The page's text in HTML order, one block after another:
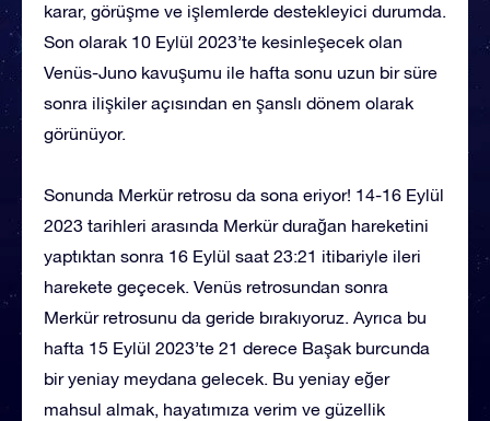
karar, görüşme ve işlemlerde destekleyici durumda.
Son olarak 10 Eylül 2023’te kesinleşecek olan
Venüs-Juno kavuşumu ile hafta sonu uzun bir süre
sonra ilişkiler açısından en şanslı dönem olarak
görünüyor.
Sonunda Merkür retrosu da sona eriyor! 14-16 Eylül
2023 tarihleri arasında Merkür durağan hareketini
yaptıktan sonra 16 Eylül saat 23:21 itibariyle ileri
harekete geçecek. Venüs retrosundan sonra
Merkür retrosunu da geride bırakıyoruz. Ayrıca bu
hafta 15 Eylül 2023’te 21 derece Başak burcunda
bir yeniay meydana gelecek. Bu yeniay eğer
mahsul almak, hayatımıza verim ve güzellik